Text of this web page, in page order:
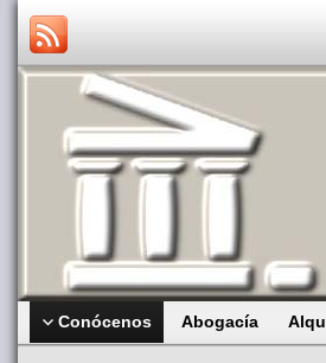
Conócenos Abogacía